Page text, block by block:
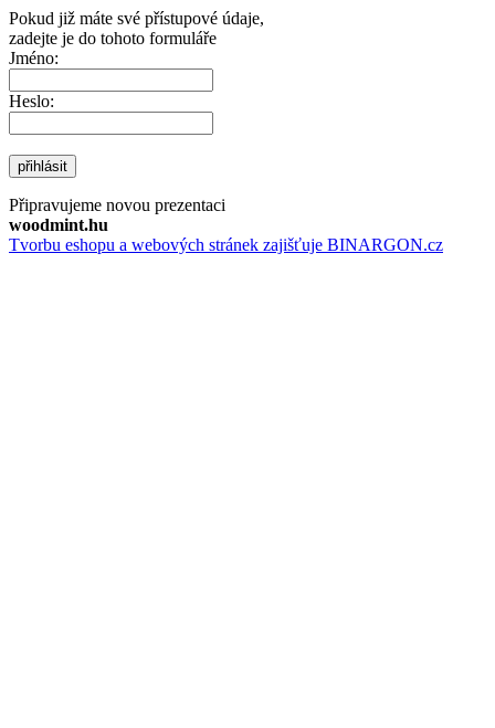
Pokud již máte své přístupové údaje,
zadejte je do tohoto formuláře
Jméno:
Heslo:
přihlásit
Připravujeme novou prezentaci
woodmint.hu
Tvorbu eshopu a webových stránek zajišťuje BINARGON.cz